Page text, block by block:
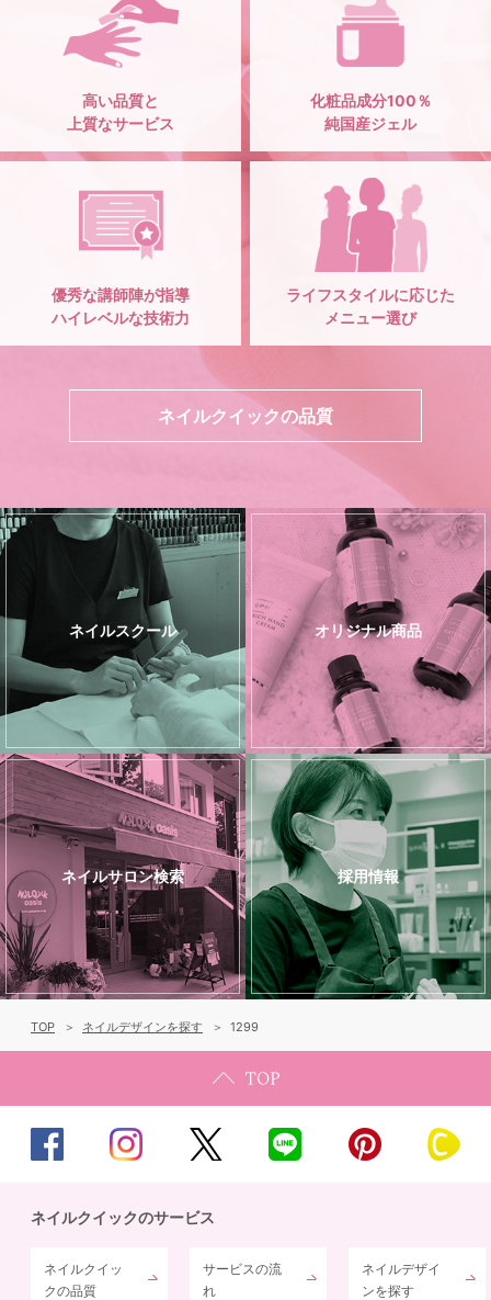
高い品質と
上質なサービス
化粧品成分100％
純国産ジェル
優秀な講師陣が指導
ハイレベルな技術力
ライフスタイルに応じた
メニュー選び
ネイルクイックの品質
ネイルスクール オリジナル商品
ネイルサロン検索 採用情報
TOP ネイルデザインを探す 1299
ネイルクイックのサービス
ネイルクイッ
クの品質
サービスの流
れ
ネイルデザイ
ンを探す